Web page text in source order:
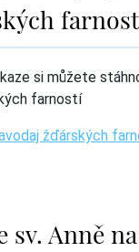
si můžete
farností
žďárských
sv. Anně